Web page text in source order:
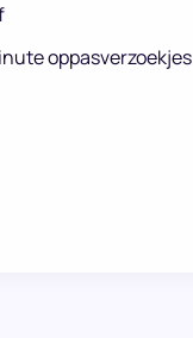
oppasverzoekjes